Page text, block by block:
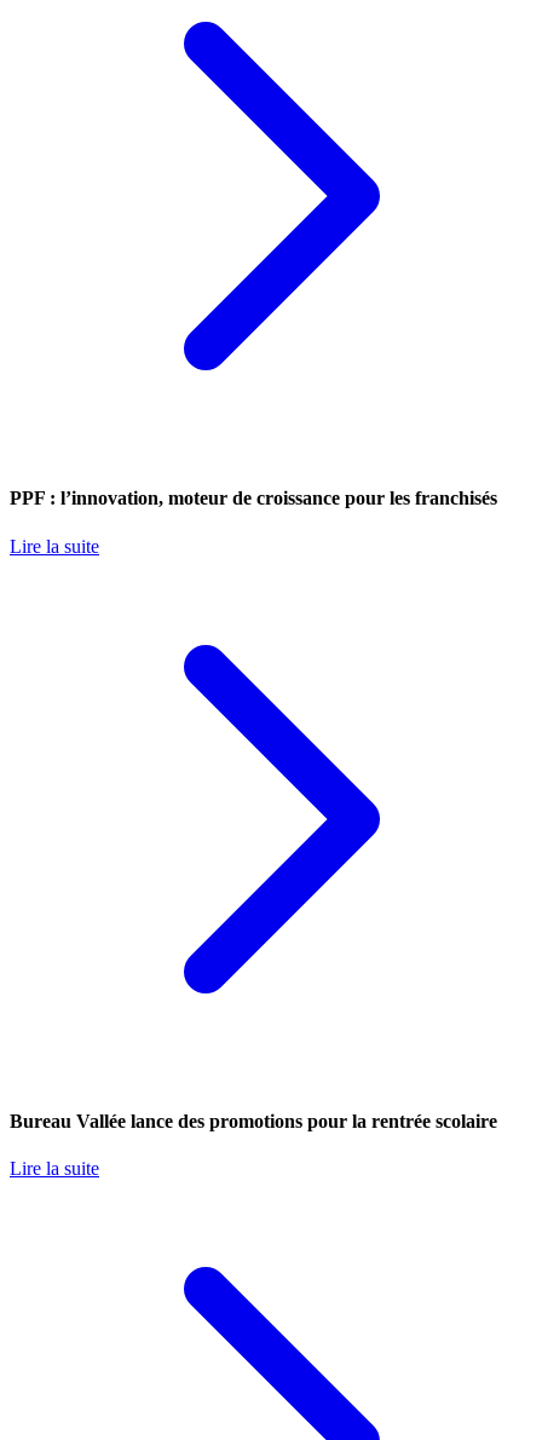
PPF : l’innovation, moteur de croissance pour les franchisés
Lire la suite
Bureau Vallée lance des promotions pour la rentrée scolaire
Lire la suite